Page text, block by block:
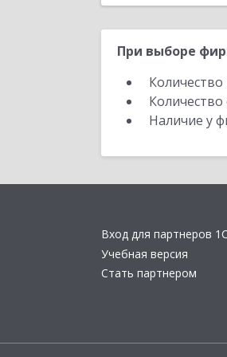
При выборе
Наличие у
Вход для партнеров 1С
Учебная версия
Стать партнером